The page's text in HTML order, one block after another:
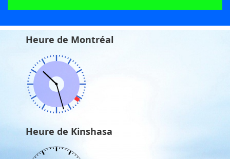
Heure de Montréal
Heure de Kinshasa